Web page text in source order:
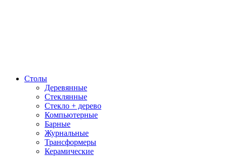
Столы
Деревянные
Стеклянные
Стекло + дерево
Компьютерные
Барные
Журнальные
Трансформеры
Керамические